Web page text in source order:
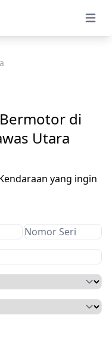
Open
di
Utara
yang ingin